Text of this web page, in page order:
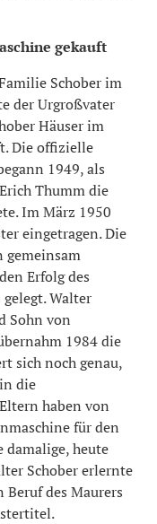
gekauft
Schober im
der Urgroßvater
Häuser im
Die offizielle
1949, als
Thumm die
Im März 1950
eingetragen. Die
gemeinsam
Erfolg des
Walter
Sohn von
1984 die
sich noch genau,
die
haben von
für den
damalige, heute
Schober erlernte
des Maurers